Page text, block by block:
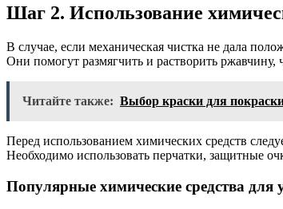
Шаг 2. Использование
В случае, если механическая чистка не дала
Они помогут размягчить и растворить ржавчину,
Читайте также: Выбор краски для
Перед использованием химических средств
Необходимо использовать перчатки, защитные
Популярные химические средства